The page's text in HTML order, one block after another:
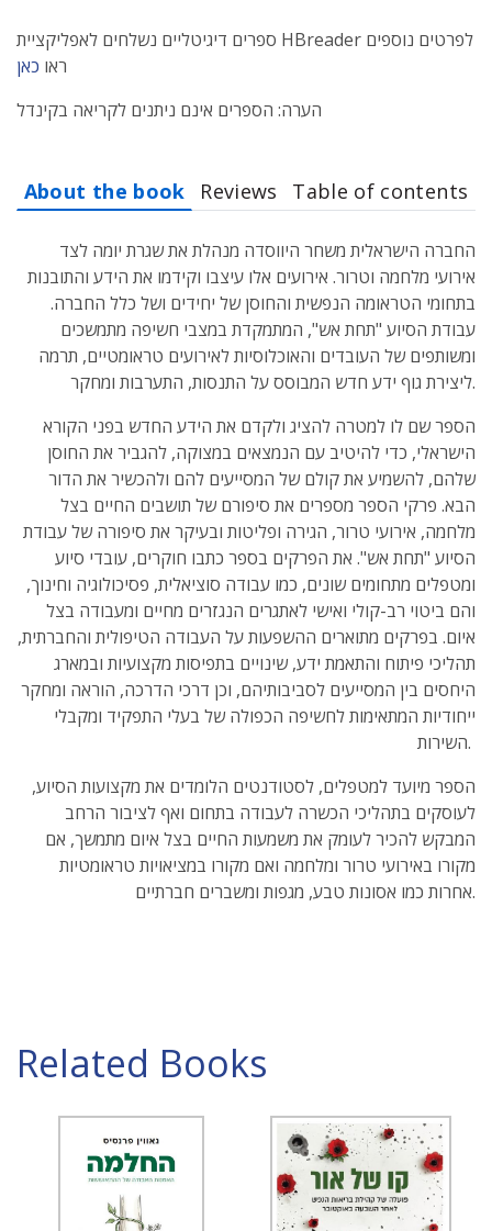
ספרים דיגיטליים נשלחים לאפליקציית HBreader לפרטים נוספים
ראו כאן
הערה: הספרים אינם ניתנים לקריאה בקינדל
About the book Reviews Table of contents
החברה הישראלית משחר היווסדה מנהלת את שגרת יומה לצד
אירועי מלחמה וטרור. אירועים אלו עיצבו וקידמו את הידע והתובנות
בתחומי הטראומה הנפשית והחוסן של יחידים ושל כלל החברה.
עבודת הסיוע "תחת אש", המתמקדת במצבי חשיפה מתמשכים
ומשותפים של העובדים והאוכלוסיות לאירועים טראומטיים, תרמה
ליצירת גוף ידע חדש המבוסס על התנסות, התערבות ומחקר.
הספר שם לו למטרה להציג ולקדם את הידע החדש בפני הקורא
הישראלי, כדי להיטיב עם הנמצאים במצוקה, להגביר את החוסן
שלהם, להשמיע את קולם של המסייעים להם ולהכשיר את הדור
הבא. פרקי הספר מספרים את סיפורם של תושבים החיים בצל
מלחמה, אירועי טרור, הגירה ופליטות ובעיקר את סיפורה של עבודת
הסיוע "תחת אש". את הפרקים בספר כתבו חוקרים, עובדי סיוע
ומטפלים מתחומים שונים, כמו עבודה סוציאלית, פסיכולוגיה וחינוך,
והם ביטוי רב-קולי ואישי לאתגרים הנגזרים מחיים ומעבודה בצל
איום. בפרקים מתוארים ההשפעות על העבודה הטיפולית והחברתית,
תהליכי פיתוח והתאמת ידע, שינויים בתפיסות מקצועיות ובמארג
היחסים בין המסייעים לסביבותיהם, וכן דרכי הדרכה, הוראה ומחקר
ייחודיות המתאימות לחשיפה הכפולה של בעלי התפקיד ומקבלי
השירות.
הספר מיועד למטפלים, לסטודנטים הלומדים את מקצועות הסיוע,
לעוסקים בתהליכי הכשרה לעבודה בתחום ואף לציבור הרחב
המבקש להכיר לעומק את משמעות החיים בצל איום מתמשך, אם
מקורו באירועי טרור ומלחמה ואם מקורו במציאויות טראומטיות
אחרות כמו אסונות טבע, מגפות ומשברים חברתיים.
Related Books